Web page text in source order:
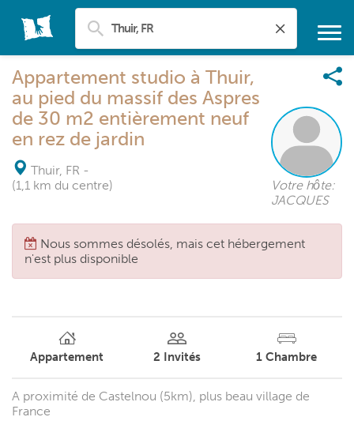
Appartement studio à Thuir,
au pied du massif des Aspres
de 30 m2 entièrement neuf
en rez de jardin
Thuir, FR -
(1,1 km du centre)
Votre hôte:
JACQUES
Nous sommes désolés, mais cet hébergement
n'est plus disponible
Appartement 2 Invités 1 Chambre
A proximité de Castelnou (5km), plus beau village de
France